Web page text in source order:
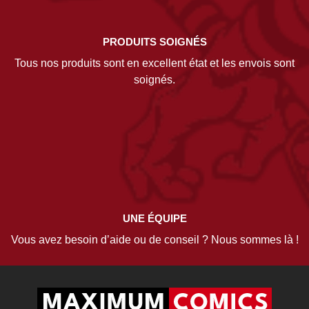
PRODUITS SOIGNÉS
Tous nos produits sont en excellent état et les envois sont
soignés.
UNE ÉQUIPE
Vous avez besoin d’aide ou de conseil ? Nous sommes là !